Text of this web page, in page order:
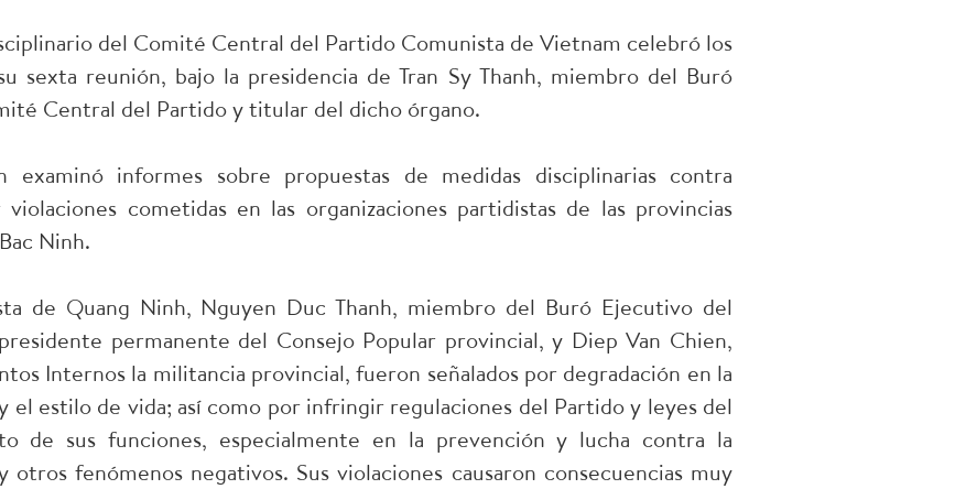
del Comité Central del Partido Comunista de Vietnam celebró los
sexta reunión, bajo la presidencia de Tran Sy Thanh, miembro del Buró
Central del Partido y titular del dicho órgano.
examinó informes sobre propuestas de medidas disciplinarias contra
cometidas en las organizaciones partidistas de las provincias
Ninh.
de Quang Ninh, Nguyen Duc Thanh, miembro del Buró Ejecutivo del
permanente del Consejo Popular provincial, y Diep Van Chien,
Internos la militancia provincial, fueron señalados por degradación en la
el estilo de vida; así como por infringir regulaciones del Partido y leyes del
de sus funciones, especialmente en la prevención y lucha contra la
fenómenos negativos. Sus violaciones causaron consecuencias muy